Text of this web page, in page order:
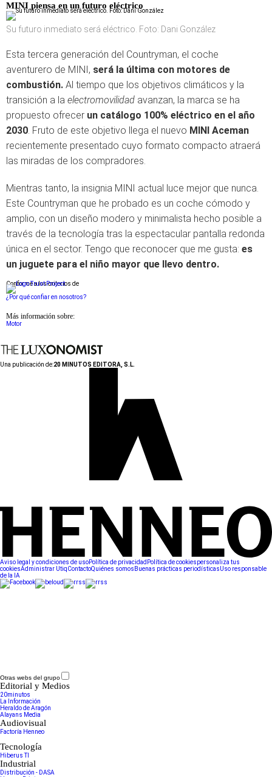
MINI piensa en un futuro eléctrico
Su futuro inmediato será eléctrico. Foto: Dani González
Esta tercera generación del Countryman, el coche
aventurero de MINI, será la última con motores de
combustión. Al tiempo que los objetivos climáticos y la
transición a la electromovilidad avanzan, la marca se ha
propuesto ofrecer un catálogo 100% eléctrico en el año
2030. Fruto de este objetivo llega el nuevo MINI Aceman
recientemente presentado cuyo formato compacto atraerá
las miradas de los compradores.
Mientras tanto, la insignia MINI actual luce mejor que nunca.
Este Countryman que he probado es un coche cómodo y
amplio, con un diseño modero y minimalista hecho posible a
través de la tecnología tras la espectacular pantalla redonda
única en el sector. Tengo que reconocer que me gusta: es
un juguete para el niño mayor que llevo dentro.
Conforme a los criterios de
¿Por qué confiar en nosotros?
Más información sobre:
Motor
Una publicación de:20 MINUTOS EDITORA, S.L.
Aviso legal y condiciones de usoPolítica de privacidad Política de cookiespersonaliza tus
cookiesAdministrar UtiqContactoQuiénes somos Buenas prácticas periodísticasUso responsable
de la IA
Otras webs del grupo
Editorial y Medios
20minutos
La Información
Heraldo de Aragón
Alayans Media
Audiovisual
Factoría Henneo
Tecnología
Hiberus TI
Industrial
Distribución - DASA